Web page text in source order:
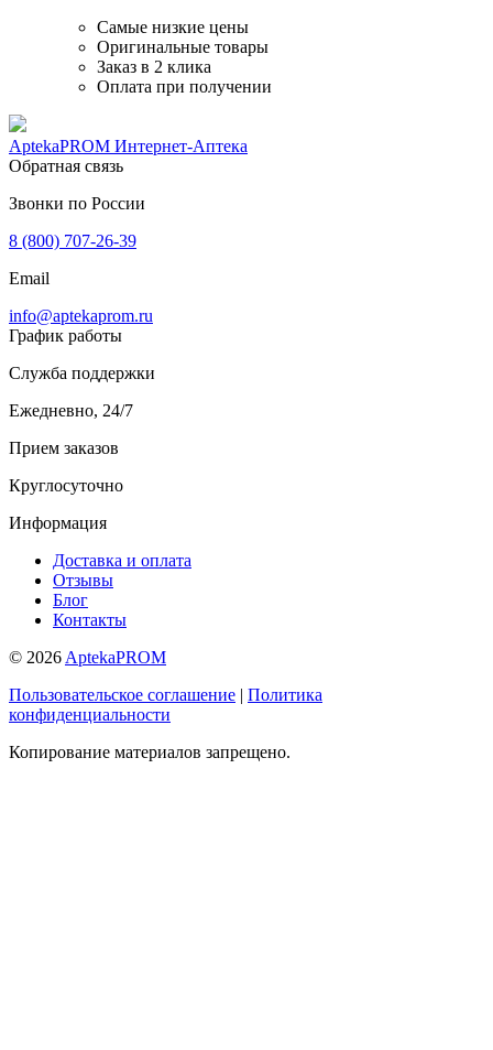
Самые низкие цены
Оригинальные товары
Заказ в 2 клика
Оплата при получении
AptekaPROM Интернет-Аптека
Обратная связь
Звонки по России
8 (800) 707-26-39
Email
info@aptekaprom.ru
График работы
Служба поддержки
Ежедневно, 24/7
Прием заказов
Круглосуточно
Информация
Доставка и оплата
Отзывы
Блог
Контакты
© 2026 AptekaPROM
Пользовательское соглашение | Политика
конфиденциальности
Копирование материалов запрещено.